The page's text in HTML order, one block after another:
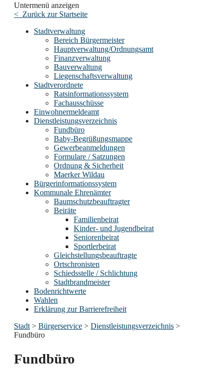
Untermenü anzeigen
< Zurück zur Startseite
Stadtverwaltung
Bereich Bürgermeister
Hauptverwaltung/Ordnungsamt
Finanzverwaltung
Bauverwaltung
Liegenschaftsverwaltung
Stadtverordnete
Ratsinformationssystem
Fachausschüsse
Einwohnermeldeamt
Dienstleistungsverzeichnis
Fundbüro
Baby-Begrüßungsmappe
Gewerbeanmeldungen
Formulare / Satzungen
Ordnung & Sicherheit
Maerker Wildau
Bürgerinformationssystem
Kommunale Ehrenämter
Baumschutzbeauftragter
Beiräte
Familienbeirat
Kinder- und Jugendbeirat
Seniorenbeirat
Sportlerbeirat
Gleichstellungsbeauftragte
Ortschronisten
Schiedsstelle / Schlichtung
Stadtbrandmeister
Bodenrichtwerte
Wahlen
Erklärung zur Barrierefreiheit
Stadt > Bürgerservice > Dienstleistungsverzeichnis >
Fundbüro
Fundbüro